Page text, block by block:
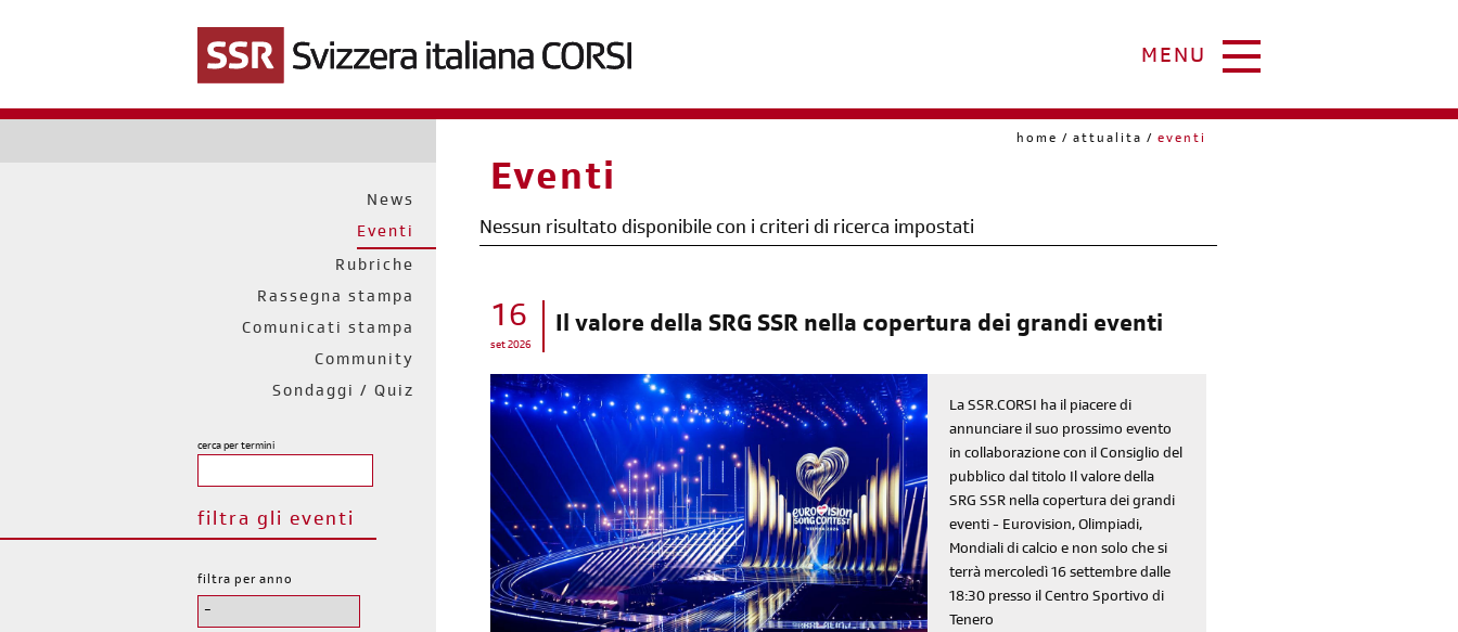
MENU
News
Eventi
Rubriche
Rassegna stampa
Comunicati stampa
Community
Sondaggi / Quiz
cerca per termini
filtra gli eventi
filtra per anno
pane
home attualita eventi
Eventi
Nessun risultato disponibile con i criteri di ricerca impostati
16
set 2026
Il valore della SRG SSR nella copertura dei grandi eventi
La SSR.CORSI ha il piacere di
annunciare il suo prossimo evento
in collaborazione con il Consiglio del
pubblico dal titolo Il valore della
SRG SSR nella copertura dei grandi
eventi - Eurovision, Olimpiadi,
Mondiali di calcio e non solo che si
terrà mercoledì 16 settembre dalle
18:30 presso il Centro Sportivo di
Tenero